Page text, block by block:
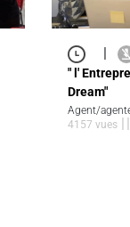
" l'
Dream"
Agent/
4157 vues